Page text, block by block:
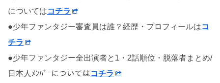
についてはコチラ
●少年ファンタジー審査員は誰？経歴・プロフィールはコ
チラ
●少年ファンタジー全出演者と1・2話順位・脱落者まとめ/
日本人ﾒﾝﾊﾞｰについてはコチラ